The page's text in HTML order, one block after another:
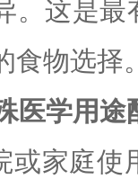
。这是最
食物选择。
医学用途
或家庭使